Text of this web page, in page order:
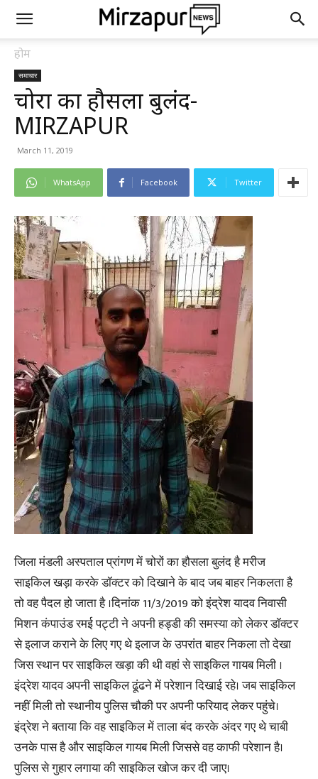
होम
समाचार
चोरों का हौसला बुलंद-
MIRZAPUR
March 11, 2019
WhatsApp Facebook Twitter
जिला मंडली अस्पताल प्रांगण में चोरों का हौसला बुलंद है मरीज
साइकिल खड़ा करके डॉक्टर को दिखाने के बाद जब बाहर निकलता है
तो वह पैदल हो जाता है ।दिनांक 11/3/2019 को इंद्रेश यादव निवासी
मिशन कंपाउंड रमई पट्टी ने अपनी हड्डी की समस्या को लेकर डॉक्टर
से इलाज कराने के लिए गए थे इलाज के उपरांत बाहर निकला तो देखा
जिस स्थान पर साइकिल खड़ा की थी वहां से साइकिल गायब मिली ।
इंद्रेश यादव अपनी साइकिल ढूंढने में परेशान दिखाई रहे। जब साइकिल
नहीं मिली तो स्थानीय पुलिस चौकी पर अपनी फरियाद लेकर पहुंचे।
इंद्रेश ने बताया कि वह साइकिल में ताला बंद करके अंदर गए थे चाबी
उनके पास है और साइकिल गायब मिली जिससे वह काफी परेशान है।
पुलिस से गुहार लगाया की साइकिल खोज कर दी जाए।